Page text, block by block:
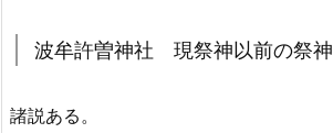
波牟許曽神社 現祭神以前の祭神
諸説ある。